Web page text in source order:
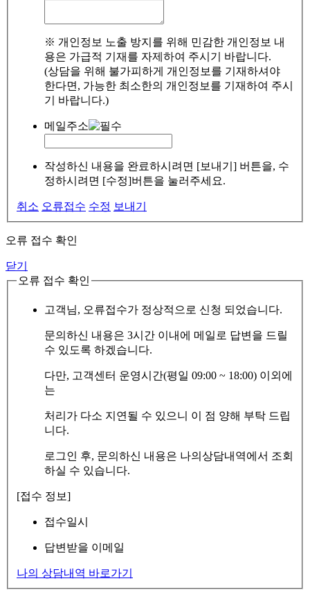
※ 개인정보 노출 방지를 위해 민감한 개인정보 내
용은 가급적 기재를 자제하여 주시기 바랍니다.
(상담을 위해 불가피하게 개인정보를 기재하셔야
한다면, 가능한 최소한의 개인정보를 기재하여 주시
기 바랍니다.)
메일주소
작성하신 내용을 완료하시려면 [보내기] 버튼을, 수
정하시려면 [수정]버튼을 눌러주세요.
취소 오류접수 수정 보내기
오류 접수 확인
닫기
오류 접수 확인
고객님, 오류접수가 정상적으로 신청 되었습니다.
문의하신 내용은 3시간 이내에 메일로 답변을 드릴
수 있도록 하겠습니다.
다만, 고객센터 운영시간(평일 09:00 ~ 18:00) 이외에
는
처리가 다소 지연될 수 있으니 이 점 양해 부탁 드립
니다.
로그인 후, 문의하신 내용은 나의상담내역에서 조회
하실 수 있습니다.
[접수 정보]
접수일시
답변받을 이메일
나의 상담내역 바로가기